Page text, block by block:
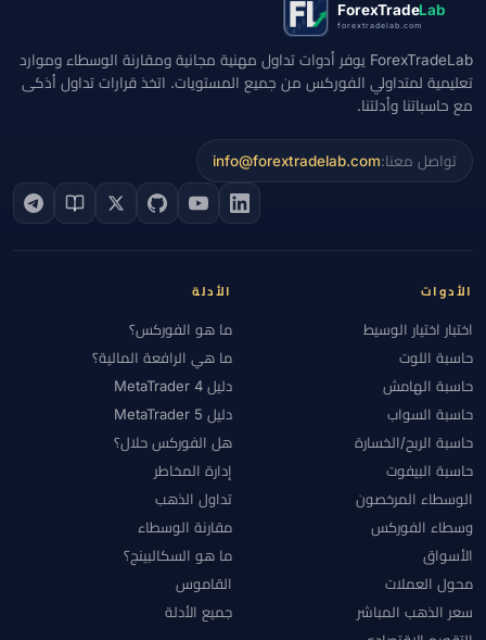
ForexTradeLab
forextradelab.com
ForexTradeLab يوفر أدوات تداول مهنية مجانية ومقارنة الوسطاء وموارد
تعليمية لمتداولي الفوركس من جميع المستويات. اتخذ قرارات تداول أذكى
مع حاسباتنا وأدلتنا.
تواصل معنا:info@forextradelab.com
الأدوات
اختبار اختيار الوسيط
حاسبة اللوت
حاسبة الهامش
حاسبة السواب
حاسبة الربح/الخسارة
حاسبة البيفوت
الوسطاء المرخصون
وسطاء الفوركس
الأسواق
محول العملات
سعر الذهب المباشر
الأدلة
ما هو الفوركس؟
ما هي الرافعة المالية؟
دليل MetaTrader 4
دليل MetaTrader 5
هل الفوركس حلال؟
إدارة المخاطر
تداول الذهب
مقارنة الوسطاء
ما هو السكالبينج؟
القاموس
جميع الأدلة